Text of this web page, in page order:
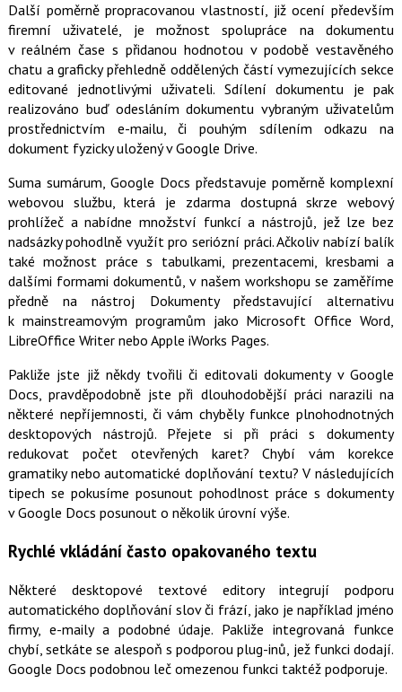
Další poměrně propracovanou vlastností, již ocení především
firemní uživatelé, je možnost spolupráce na dokumentu
v reálném čase s přidanou hodnotou v podobě vestavěného
chatu a graficky přehledně oddělených částí vymezujících sekce
editované jednotlivými uživateli. Sdílení dokumentu je pak
realizováno buď odesláním dokumentu vybraným uživatelům
prostřednictvím e-mailu, či pouhým sdílením odkazu na
dokument fyzicky uložený v Google Drive.
Suma sumárum, Google Docs představuje poměrně komplexní
webovou službu, která je zdarma dostupná skrze webový
prohlížeč a nabídne množství funkcí a nástrojů, jež lze bez
nadsázky pohodlně využít pro seriózní práci. Ačkoliv nabízí balík
také možnost práce s tabulkami, prezentacemi, kresbami a
dalšími formami dokumentů, v našem workshopu se zaměříme
předně na nástroj Dokumenty představující alternativu
k mainstreamovým programům jako Microsoft Office Word,
LibreOffice Writer nebo Apple iWorks Pages.
Pakliže jste již někdy tvořili či editovali dokumenty v Google
Docs, pravděpodobně jste při dlouhodobější práci narazili na
některé nepříjemnosti, či vám chyběly funkce plnohodnotných
desktopových nástrojů. Přejete si při práci s dokumenty
redukovat počet otevřených karet? Chybí vám korekce
gramatiky nebo automatické doplňování textu? V následujících
tipech se pokusíme posunout pohodlnost práce s dokumenty
v Google Docs posunout o několik úrovní výše.
Rychlé vkládání často opakovaného textu
Některé desktopové textové editory integrují podporu
automatického doplňování slov či frází, jako je například jméno
firmy, e-maily a podobné údaje. Pakliže integrovaná funkce
chybí, setkáte se alespoň s podporou plug-inů, jež funkci dodají.
Google Docs podobnou leč omezenou funkci taktéž podporuje.